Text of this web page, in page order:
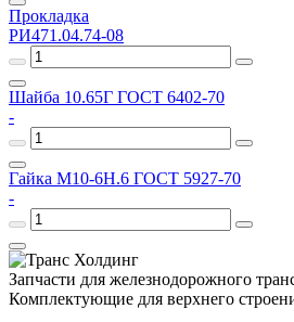
Прокладка
РИ471.04.74-08
Шайба 10.65Г ГОСТ 6402-70
-
Гайка М10-6Н.6 ГОСТ 5927-70
-
Запчасти для железнодорожного
Комплектующие для верхнего